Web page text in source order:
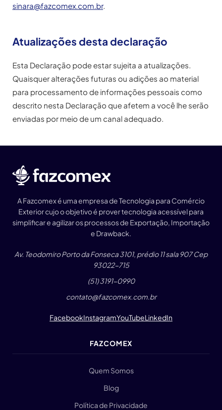
sinara@fazcomex.com.br.
Atualizações desta declaração
Esta Declaração pode estar sujeita a atualizações.
Quaisquer alterações futuras ou adições ao material
para processamento de informações pessoais como
descrito nesta Declaração que afetem a você lhe serão
enviadas por meio de um canal adequado.
A Fazcomex é uma empresa de Tecnologia para Comércio
Exterior cujo o objetivo é prover tecnologia acessível para
simplificar e agilizar os processos de Exportação, Importação
e Drawback.
Av. Teodomiro Porto da Fonseca 3101, prédio 11 sala 907 Cep
93022-715
(51) 3191-0990
contato@fazcomex.com.br
FacebookInstagramYouTubeLinkedIn
FAZCOMEX
Quem Somos
Blog
Política de Privacidade